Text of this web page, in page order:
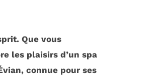
Que vous
les plaisirs d’un spa
connue pour ses